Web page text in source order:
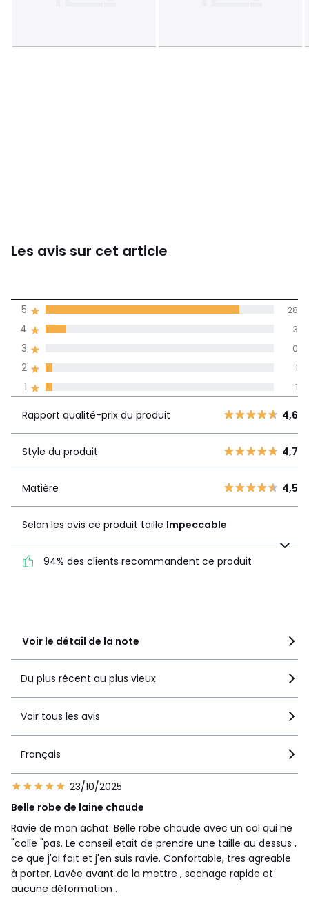
Les avis sur cet article
4,7
(33)
4 3
Rapport
qualité-prix
4,6
4,7
Selon les avis ce produit
Voir le détail de la note
1 1
2 1
3 0
4 3
5 28
Rapport qualité-prix du produit 4,6
Style du produit 4,7
Matière 4,5
Selon les avis ce produit taille Impeccable
94% des clients recommandent ce produit
Du plus récent au plus vieux
Voir tous les avis
Français
23/10/2025
Belle robe de laine chaude
Ravie de mon achat. Belle robe chaude avec un col qui ne
"colle "pas. Le conseil etait de prendre une taille au dessus ,
ce que j'ai fait et j'en suis ravie. Confortable, tres agreable
à porter. Lavée avant de la mettre , sechage rapide et
aucune déformation .